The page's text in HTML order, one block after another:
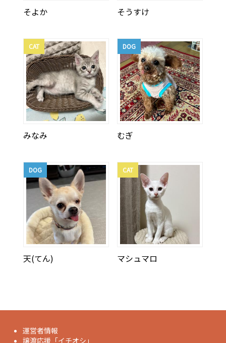
そよか そうすけ
CAT
みなみ
DOG
むぎ
DOG
天(てん)
CAT
マシュマロ
運営者情報
譲渡応援「イチオシ」